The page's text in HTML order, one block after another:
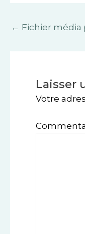
← Fichier
Laisser
Votre